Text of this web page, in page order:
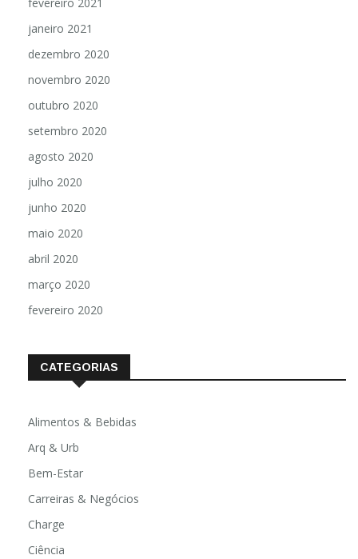
janeiro 2021
dezembro 2020
novembro 2020
outubro 2020
setembro 2020
agosto 2020
julho 2020
junho 2020
maio 2020
abril 2020
março 2020
fevereiro 2020
CATEGORIAS
Alimentos & Bebidas
Arq & Urb
Bem-Estar
Carreiras & Negócios
Charge
Ciência